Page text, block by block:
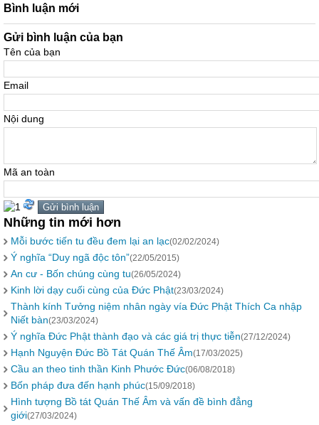
Bình luận mới
Gửi bình luận của bạn
Tên của bạn
Email
Nội dung
Mã an toàn
Những tin mới hơn
Mỗi bước tiến tu đều đem lại an lạc(02/02/2024)
Ý nghĩa “Duy ngã độc tôn”(22/05/2015)
An cư - Bốn chúng cùng tu(26/05/2024)
Kinh lời dạy cuối cùng của Đức Phật(23/03/2024)
Thành kính Tưởng niệm nhân ngày vía Đức Phật Thích Ca nhập
Niết bàn(23/03/2024)
Ý nghĩa Đức Phật thành đạo và các giá trị thực tiễn(27/12/2024)
Hạnh Nguyện Đức Bồ Tát Quán Thế Âm(17/03/2025)
Cầu an theo tinh thần Kinh Phước Đức(06/08/2018)
Bốn pháp đưa đến hạnh phúc(15/09/2018)
Hình tượng Bồ tát Quán Thế Âm và vấn đề bình đẳng
giới(27/03/2024)